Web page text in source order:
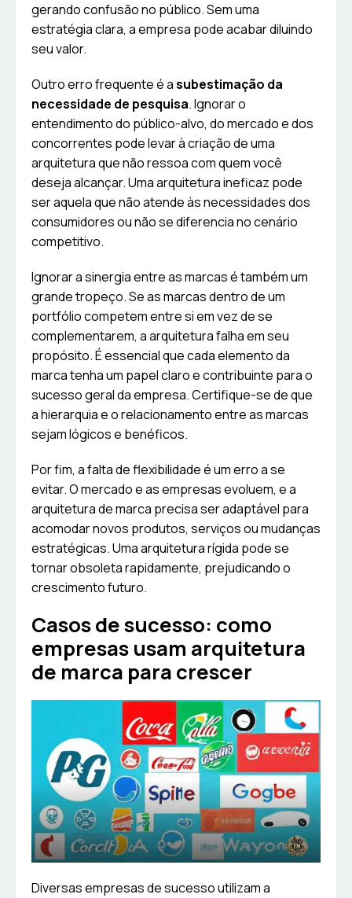
gerando confusão no público. Sem uma
estratégia clara, a empresa pode acabar diluindo
seu valor.
Outro erro frequente é asubestimação da
necessidade de pesquisa. Ignorar o
entendimento do público-alvo, do mercado e dos
concorrentes pode levar à criação de uma
arquitetura que não ressoa com quem você
deseja alcançar. Uma arquitetura ineficaz pode
ser aquela que não atende às necessidades dos
consumidores ou não se diferencia no cenário
competitivo.
Ignorar a sinergia entre as marcas é também um
grande tropeço. Se as marcas dentro de um
portfólio competem entre si em vez de se
complementarem, a arquitetura falha em seu
propósito. É essencial que cada elemento da
marca tenha um papel claro e contribuinte para o
sucesso geral da empresa. Certifique-se de que
a hierarquia e o relacionamento entre as marcas
sejam lógicos e benéficos.
Por fim, a falta de flexibilidade é um erro a se
evitar. O mercado e as empresas evoluem, e a
arquitetura de marca precisa ser adaptável para
acomodar novos produtos, serviços ou mudanças
estratégicas. Uma arquitetura rígida pode se
tornar obsoleta rapidamente, prejudicando o
crescimento futuro.
Casos de sucesso: como
empresas usam arquitetura
de marca para crescer
Diversas empresas de sucesso utilizam a